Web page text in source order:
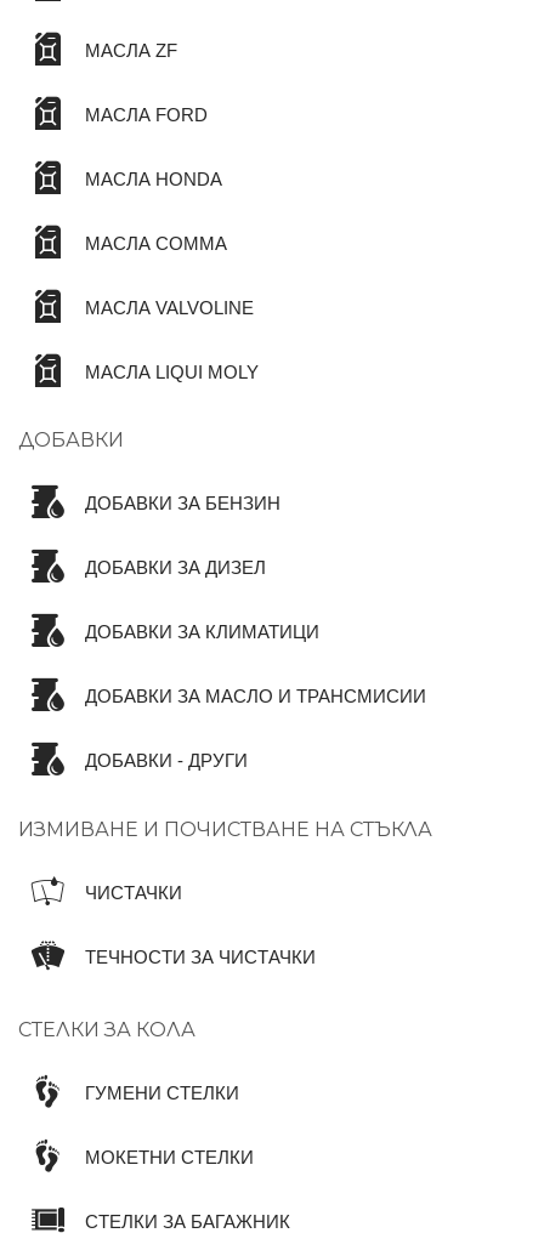
МАСЛА ZF
МАСЛА FORD
МАСЛА HONDA
МАСЛА COMMA
МАСЛА VALVOLINE
МАСЛА LIQUI MOLY
ДОБАВКИ
ДОБАВКИ ЗА БЕНЗИН
ДОБАВКИ ЗА ДИЗЕЛ
ДОБАВКИ ЗА КЛИМАТИЦИ
ДОБАВКИ ЗА МАСЛО И ТРАНСМИСИИ
ДОБАВКИ - ДРУГИ
ИЗМИВАНЕ И ПОЧИСТВАНЕ НА СТЪКЛА
ЧИСТАЧКИ
ТЕЧНОСТИ ЗА ЧИСТАЧКИ
СТЕЛКИ ЗА КОЛА
ГУМЕНИ СТЕЛКИ
МОКЕТНИ СТЕЛКИ
СТЕЛКИ ЗА БАГАЖНИК